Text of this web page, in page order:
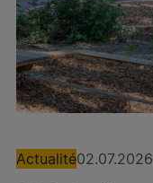
Actualité02.07.2026